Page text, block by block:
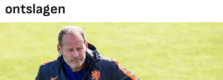
ontslagen